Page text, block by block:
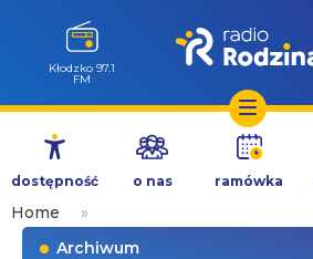
Przejdź
treści
Kłodzko 97.1
FM
dostępność o nas ramówka
Home
»
Archiwum